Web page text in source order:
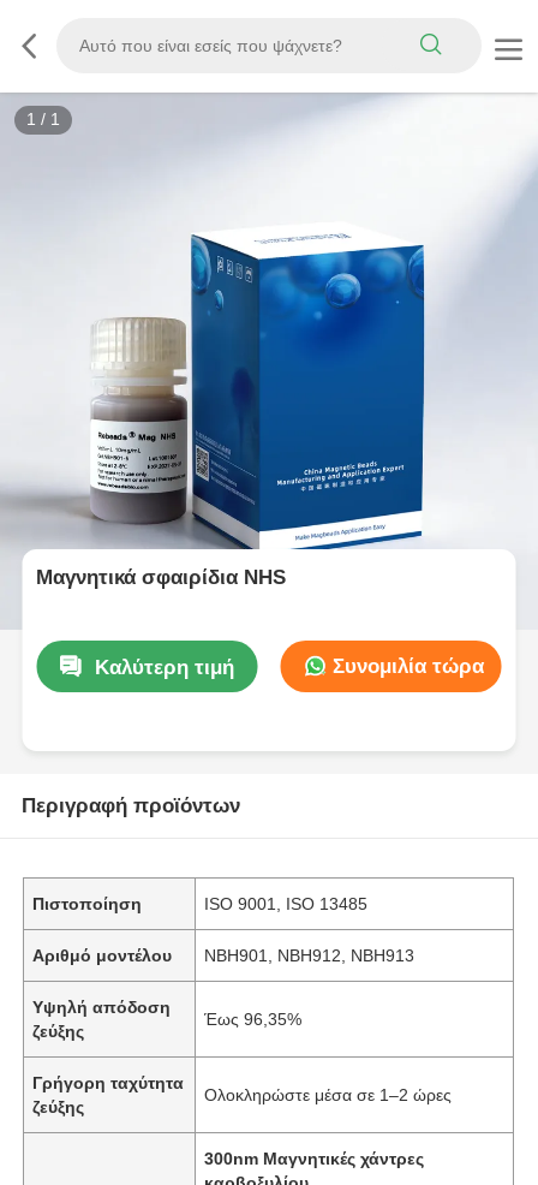
1 / 1
Μαγνητικά σφαιρίδια NHS
Καλύτερη τιμή Συνομιλία τώρα
Περιγραφή προϊόντων
Πιστοποίηση ISO 9001, ISO 13485
Αριθμό μοντέλου NBH901, NBH912, NBH913
Υψηλή απόδοση
ζεύξης
Έως 96,35%
Γρήγορη ταχύτητα
ζεύξης
Ολοκληρώστε μέσα σε 1–2 ώρες
300nm Μαγνητικές χάντρες